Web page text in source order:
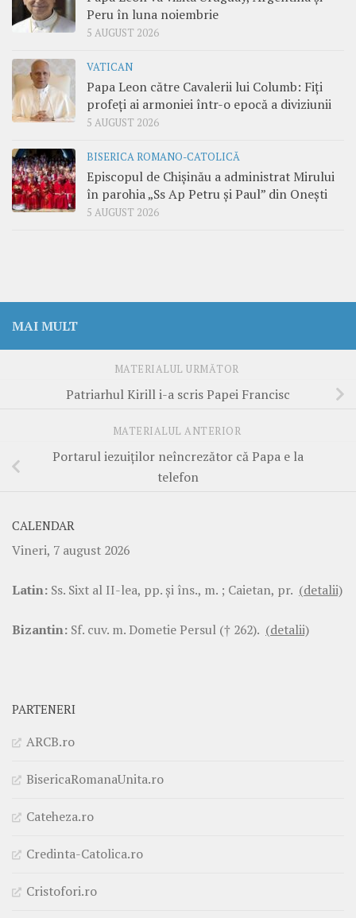
Peru în luna noiembrie
5 AUGUST 2026
VATICAN
Papa Leon către Cavalerii lui Columb: Fiți
profeți ai armoniei într-o epocă a diviziunii
5 AUGUST 2026
BISERICA ROMANO-CATOLICĂ
Episcopul de Chișinău a administrat Mirului
în parohia „Ss Ap Petru și Paul” din Onești
5 AUGUST 2026
MAI MULT
MATERIALUL URMĂTOR
Patriarhul Kirill i-a scris Papei Francisc
MATERIALUL ANTERIOR
Portarul iezuiţilor neîncrezător că Papa e la
telefon
CALENDAR
Vineri, 7 august 2026
Latin: Ss. Sixt al II-lea, pp. şi îns., m. ; Caietan, pr. (detalii)
Bizantin: Sf. cuv. m. Dometie Persul († 262). (detalii)
PARTENERI
ARCB.ro
BisericaRomanaUnita.ro
Cateheza.ro
Credinta-Catolica.ro
Cristofori.ro